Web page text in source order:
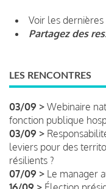
Voir les
Partagez des
LES RENCONTRES
03/09 > Webinaire
fonction publique
03/09 >
leviers pour des
résilients ?
07/09 > Le manager